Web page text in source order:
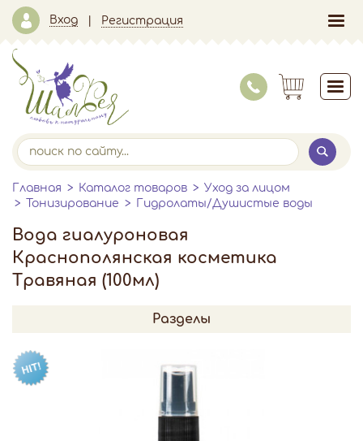
Вход Регистрация
Главная Каталог товаров
Уход за лицом
Тонизирование
Гидролаты/Душистые воды
Вода гиалуроновая
Краснополянская косметика
Травяная (100мл)
Разделы